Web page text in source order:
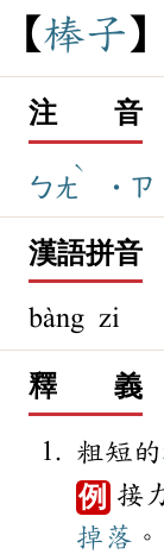
棒子
注 音
ㄅㄤ
ˋ
˙ㄗ
漢語拼音
bàng zi
釋 義
粗短的
例 接
掉落 。